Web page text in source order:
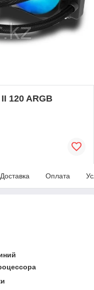
120 ARGB
Доставка Оплата